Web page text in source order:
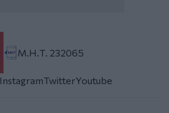
Μ.Η.Τ. 232065
InstagramTwitterYoutube